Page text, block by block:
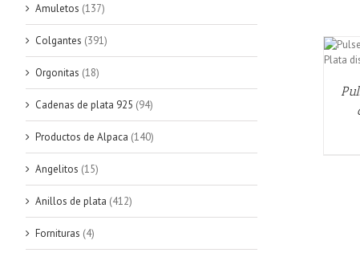
AÑADIR AL CARRITO / QUICK VIEW
Amuletos (137)
Colgantes (391)
Orgonitas (18)
Cadenas de plata 925 (94)
Productos de Alpaca (140)
Angelitos (15)
Anillos de plata (412)
Fornituras (4)